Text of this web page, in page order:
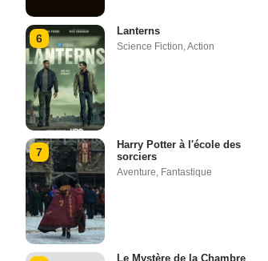
6
Lanterns
Science Fiction Action
7
Harry Potter à l'école des
sorciers
Aventure Fantastique
Le Mystère de la Chambre